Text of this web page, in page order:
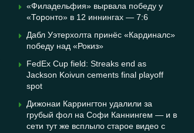
«Филадельфия» вырвала победу у
«Торонто» в 12 иннингах — 7:6
Дабл Уэтерхолта принёс «Кардиналс»
победу над «Рокиз»
FedEx Cup field: Streaks end as
Jackson Koivun cements final playoff
spot
Дижонаи Каррингтон удалили за
грубый фол на Софи Каннингем — и в
сети тут же всплыло старое видео с